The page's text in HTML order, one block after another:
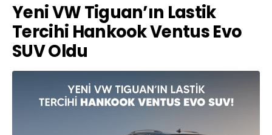
Yeni VW Tiguan’ın Lastik
Tercihi Hankook Ventus Evo
SUV Oldu